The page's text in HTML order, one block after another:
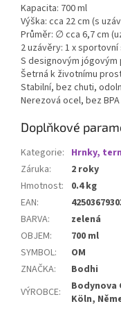
Kapacita: 700 ml
Výška: cca 22 cm (s
Průměr: ∅ cca 6,7 ​​cm
2 uzávěry: 1 x
S designovým jógovým
Šetrná k životnímu
Stabilní, bez chuti,
Nerezová ocel, bez
Doplňkové
Kategorie: Hrnky,
Záruka:
2 roky
Hmotnost:
0.4 kg
EAN:
BARVA:
zelená
OBJEM:
700 ml
SYMBOL:
OM
ZNAČKA:
Bodhi
VÝROBCE:
Bodynova
Köln,